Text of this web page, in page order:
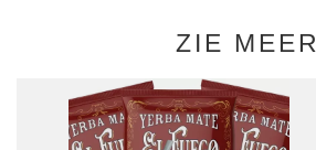
ZIE MEER